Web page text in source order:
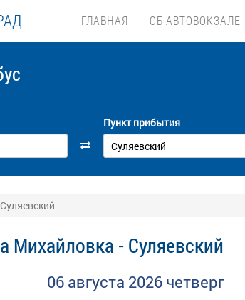
ГЛАВНАЯ ОБ АВТОВОКЗАЛЕ
Пункт прибытия
Михайловка - Суляевский
06 августа 2026 четверг